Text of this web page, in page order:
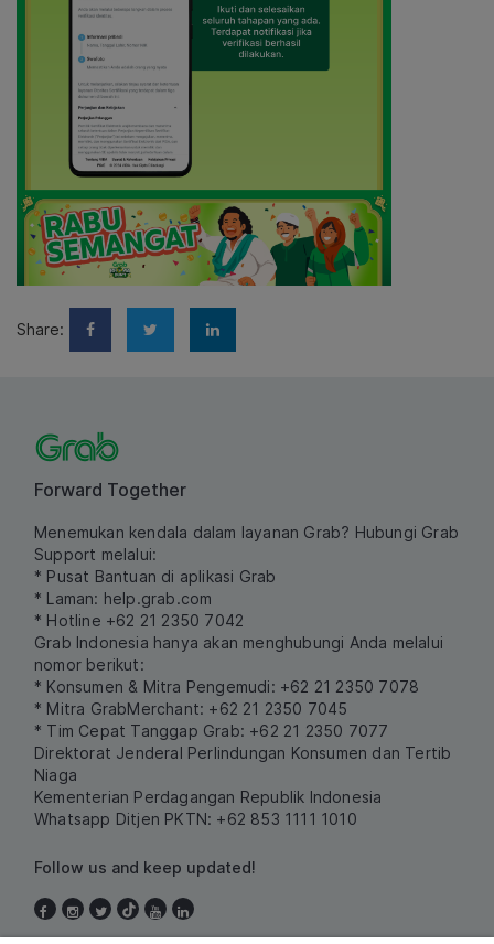
Share:
Forward Together
Menemukan kendala dalam layanan Grab? Hubungi Grab
Support melalui:
* Pusat Bantuan di aplikasi Grab
* Laman: help.grab.com
* Hotline +62 21 2350 7042
Grab Indonesia hanya akan menghubungi Anda melalui
nomor berikut:
* Konsumen & Mitra Pengemudi: +62 21 2350 7078
* Mitra GrabMerchant: +62 21 2350 7045
* Tim Cepat Tanggap Grab: +62 21 2350 7077
Direktorat Jenderal Perlindungan Konsumen dan Tertib
Niaga
Kementerian Perdagangan Republik Indonesia
Whatsapp Ditjen PKTN: +62 853 1111 1010
Follow us and keep updated!